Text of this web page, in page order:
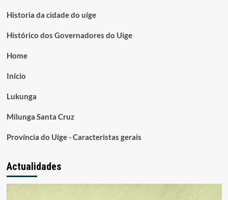
Historia da cidade do uíge
Histórico dos Governadores do Uige
Home
Início
Lukunga
Milunga Santa Cruz
Província do Uíge - Caracteristas gerais
Actualidades